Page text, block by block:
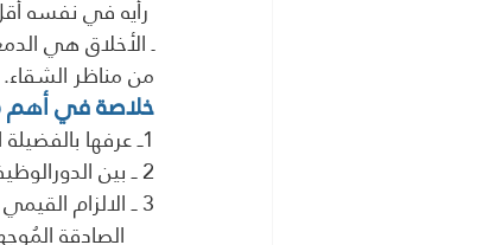
ـ اﻷخلاق هي
من مناظر الشقاء.
خلاصة في أهم
1ــ عرفها بالفضيلة التي ترتقي بالإنسان المؤمن الى طبقات عالية من الرقى الاخلاقى
2 ــ بين الدورالوظيفي للقيم فى التزكية وتعظيم قدرات الانسان
3 ــ الالزام القيمي مصدره حياة ويقظة الضمير الإيماني المسؤول المنتج للمشاعر والاحاسيس